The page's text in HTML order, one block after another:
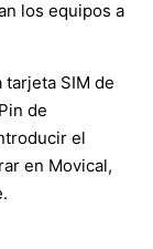
los equipos a
SIM de
de
el
en Movical,